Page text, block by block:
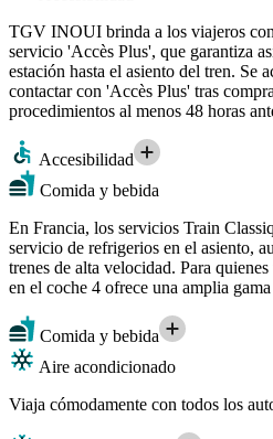
TGV INOUI brinda a los viajeros
servicio 'Accès Plus', que garantiza
estación hasta el asiento del tren. Se
contactar con 'Accès Plus' tras
procedimientos al menos 48 horas
Accesibilidad
Comida y bebida
En Francia, los servicios Train
servicio de refrigerios en el asiento,
trenes de alta velocidad. Para
en el coche 4 ofrece una amplia
Comida y bebida
Aire acondicionado
Viaja cómodamente con todos los